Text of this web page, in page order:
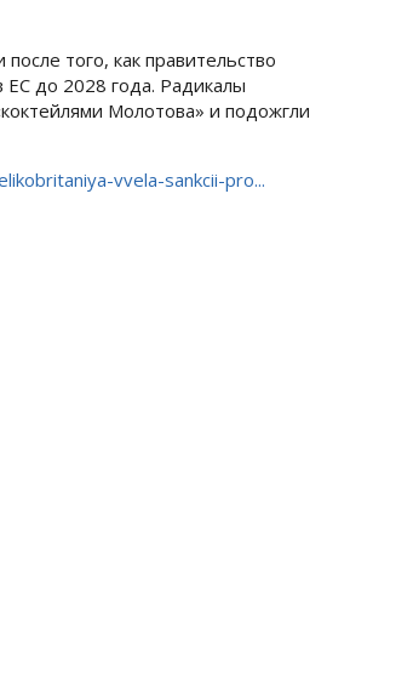
того, как правительство
ЕС до 2028 года. Радикалы
Молотова» и подожгли
vvela-sankcii-pro...